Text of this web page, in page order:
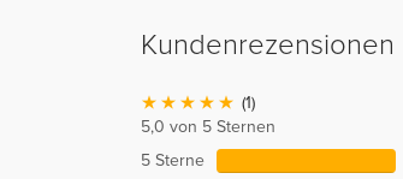
Kundenrezensionen
(1)
5,0 von 5 Sternen
5 Sterne